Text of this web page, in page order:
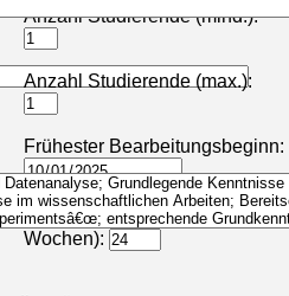
Anzahl Studierende (mind.):
Anzahl Studierende (max.):
Frühester Bearbeitungsbeginn:
Bearbeitungsdauer (in
Wochen):